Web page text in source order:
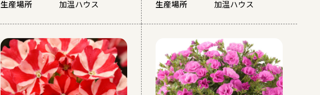
生産場所
加温ハウス
生産場所
加温ハウス